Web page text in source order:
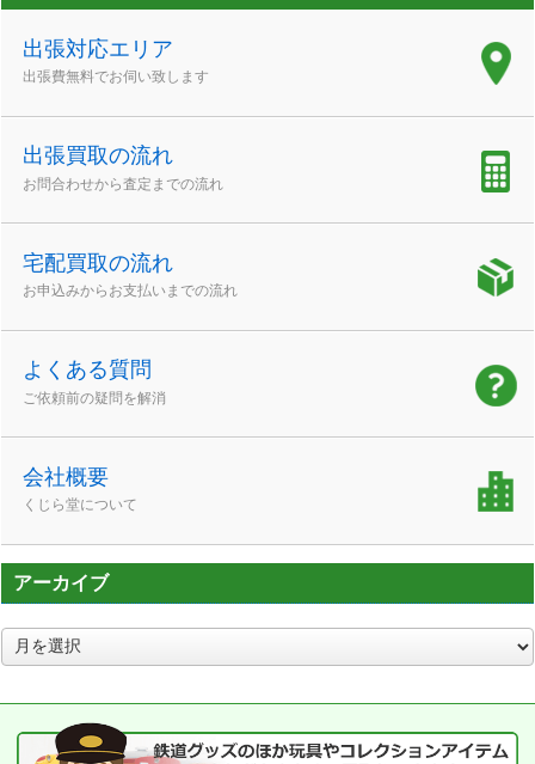
出張対応エリア
出張費無料でお伺い致します
出張買取の流れ
お問合わせから査定までの流れ
宅配買取の流れ
お申込みからお支払いまでの流れ
よくある質問
ご依頼前の疑問を解消
会社概要
くじら堂について
アーカイブ
ア
ー
ブ